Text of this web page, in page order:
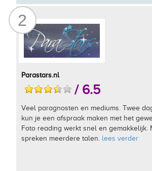
2
Parastars.nl
/ 6.5
Veel paragnosten en mediums. Twee
kun je een afspraak maken met het
Foto reading werkt snel en gemakkelijk.
spreken meerdere talen. lees verder